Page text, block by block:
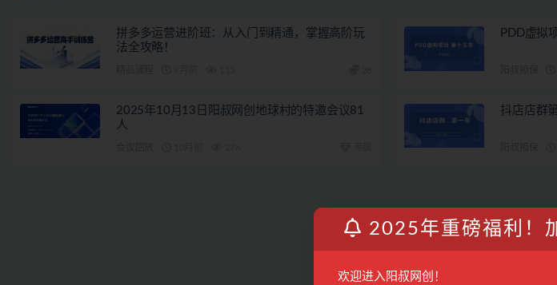
拼多多运营进阶班：从入门到精通，掌握高阶玩
法全攻略！
PDD虚拟
2025年10月13日阳叔网创地球村的特邀会议81
人
抖店店群
2025年重磅福利！
欢迎进入阳叔网创！